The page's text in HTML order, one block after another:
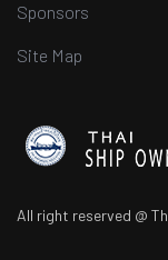
Sponsors
Site Map
All right reserved @